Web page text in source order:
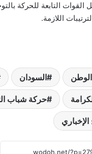
التابعة للحركة
اللازمة.
السودان
حركة شباب